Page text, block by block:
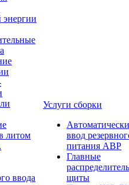
энергии
литом
ввода
Услуги сборки
ввод
питания АВР
Главные
щиты